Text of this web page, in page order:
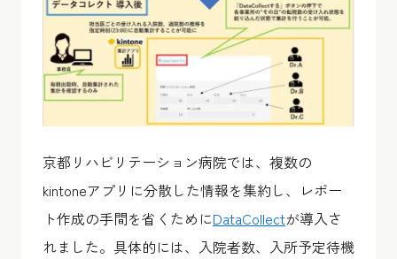
京都リハビリテーション病院では、複数の
kintoneアプリに分散した情報を集約し、レポー
ト作成の手間を省くためにDataCollectが導入さ
れました。具体的には、入院者数、入所予定待機